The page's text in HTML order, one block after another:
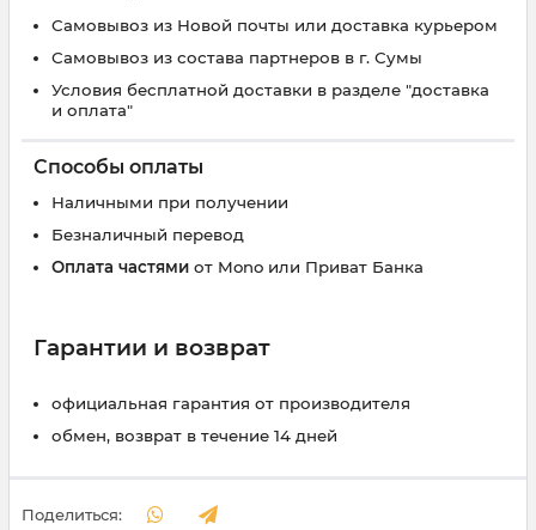
Самовывоз из Новой почты или доставка курьером
Самовывоз из состава партнеров в г. Сумы
Условия бесплатной доставки в разделе "доставка
и оплата"
Способы оплаты
Наличными при получении
Безналичный перевод
Оплата частями от Mono или Приват Банка
Гарантии и возврат
официальная гарантия от производителя
обмен, возврат в течение 14 дней
Поделиться: